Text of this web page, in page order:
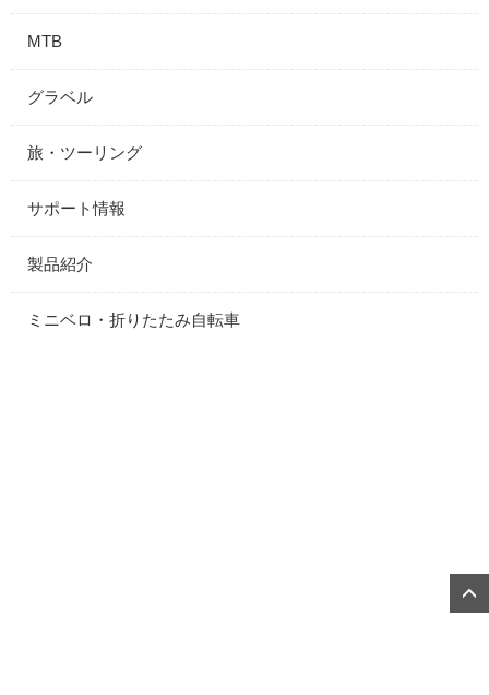
MTB
グラベル
旅・ツーリング
サポート情報
製品紹介
ミニベロ・折りたたみ自転車